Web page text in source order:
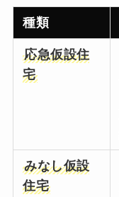
種類
応急仮設住
宅
みなし仮設
住宅